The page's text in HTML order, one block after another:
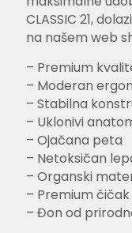
CLASSIC 21,
na našem web
– Premium
– Moderan
– Stabilna
– Uklonivi
– Ojačana peta
– Netoksičan
– Organski
– Premium čičak
– Đon od